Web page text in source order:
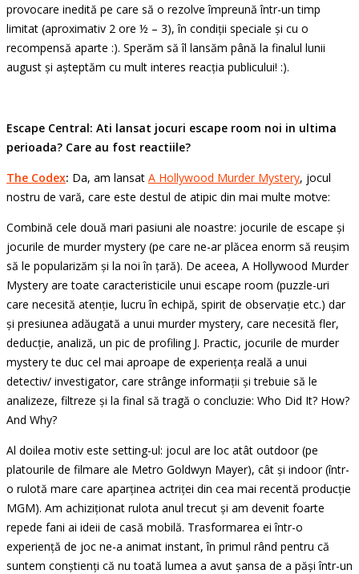
provocare inedită pe care să o rezolve împreună într-un timp
limitat (aproximativ 2 ore ½ – 3), în condiții speciale și cu o
recompensă aparte :). Sperăm să îl lansăm până la finalul lunii
august și așteptăm cu mult interes reacția publicului! :).
Escape Central: Ati lansat jocuri escape room noi in ultima
perioada? Care au fost reactiile?
The Codex: Da, am lansat A Hollywood Murder Mystery, jocul
nostru de vară, care este destul de atipic din mai multe motve:
Combină cele două mari pasiuni ale noastre: jocurile de escape și
jocurile de murder mystery (pe care ne-ar plăcea enorm să reușim
să le popularizăm și la noi în țară). De aceea, A Hollywood Murder
Mystery are toate caracteristicile unui escape room (puzzle-uri
care necesită atenție, lucru în echipă, spirit de observație etc.) dar
și presiunea adăugată a unui murder mystery, care necesită fler,
deducție, analiză, un pic de profiling J. Practic, jocurile de murder
mystery te duc cel mai aproape de experiența reală a unui
detectiv/ investigator, care strânge informații și trebuie să le
analizeze, filtreze și la final să tragă o concluzie: Who Did It? How?
And Why?
Al doilea motiv este setting-ul: jocul are loc atât outdoor (pe
platourile de filmare ale Metro Goldwyn Mayer), cât și indoor (într-
o rulotă mare care aparținea actriței din cea mai recentă producție
MGM). Am achiziționat rulota anul trecut și am devenit foarte
repede fani ai ideii de casă mobilă. Trasformarea ei într-o
experiență de joc ne-a animat instant, în primul rând pentru că
suntem conștienți că nu toată lumea a avut șansa de a păși într-un